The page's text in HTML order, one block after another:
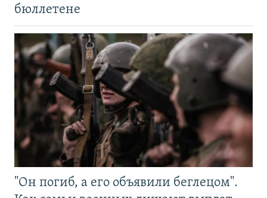
бюллетене
"Он погиб, а его объявили беглецом".